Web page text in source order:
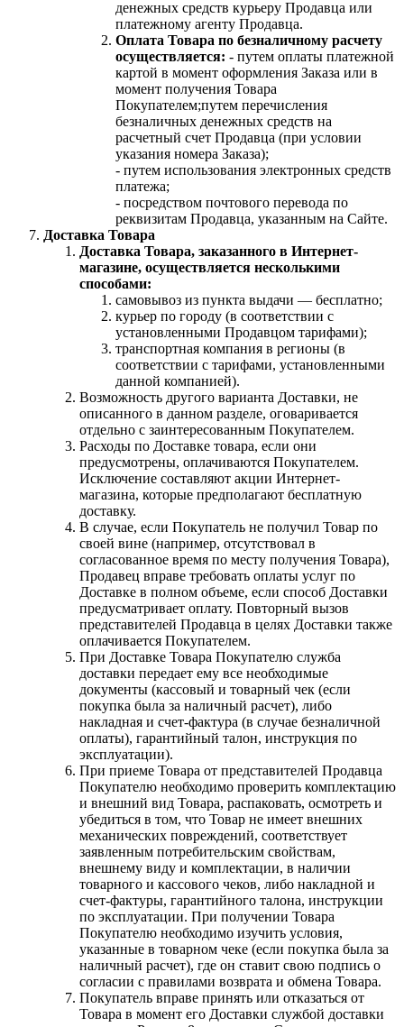
денежных средств курьеру Продавца или
платежному агенту Продавца.
Оплата Товара по безналичному расчету
осуществляется: - путем оплаты платежной
картой в момент оформления Заказа или в
момент получения Товара
Покупателем;путем перечисления
безналичных денежных средств на
расчетный счет Продавца (при условии
указания номера Заказа);
- путем использования электронных средств
платежа;
- посредством почтового перевода по
реквизитам Продавца, указанным на Сайте.
Доставка Товара
Доставка Товара, заказанного в Интернет-
магазине, осуществляется несколькими
способами:
самовывоз из пункта выдачи — бесплатно;
курьер по городу (в соответствии с
установленными Продавцом тарифами);
транспортная компания в регионы (в
соответствии с тарифами, установленными
данной компанией).
Возможность другого варианта Доставки, не
описанного в данном разделе, оговаривается
отдельно с заинтересованным Покупателем.
Расходы по Доставке товара, если они
предусмотрены, оплачиваются Покупателем.
Исключение составляют акции Интернет-
магазина, которые предполагают бесплатную
доставку.
В случае, если Покупатель не получил Товар по
своей вине (например, отсутствовал в
согласованное время по месту получения Товара),
Продавец вправе требовать оплаты услуг по
Доставке в полном объеме, если способ Доставки
предусматривает оплату. Повторный вызов
представителей Продавца в целях Доставки также
оплачивается Покупателем.
При Доставке Товара Покупателю служба
доставки передает ему все необходимые
документы (кассовый и товарный чек (если
покупка была за наличный расчет), либо
накладная и счет-фактура (в случае безналичной
оплаты), гарантийный талон, инструкция по
эксплуатации).
При приеме Товара от представителей Продавца
Покупателю необходимо проверить комплектацию
и внешний вид Товара, распаковать, осмотреть и
убедиться в том, что Товар не имеет внешних
механических повреждений, соответствует
заявленным потребительским свойствам,
внешнему виду и комплектации, в наличии
товарного и кассового чеков, либо накладной и
счет-фактуры, гарантийного талона, инструкции
по эксплуатации. При получении Товара
Покупателю необходимо изучить условия,
указанные в товарном чеке (если покупка была за
наличный расчет), где он ставит свою подпись о
согласии с правилами возврата и обмена Товара.
Покупатель вправе принять или отказаться от
Товара в момент его Доставки службой доставки